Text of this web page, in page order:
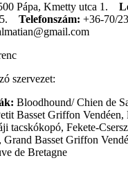
Pápa, Kmetty utca 1.
Telefonszám: +36-70/
szervezet:
Bloodhound/ Chien de
Basset Griffon Vendéen,
tacskókopó, Fekete-
Grand Basset Griffon
de Bretagne